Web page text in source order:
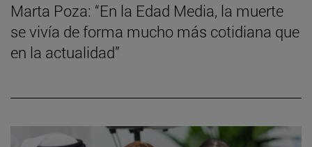
Marta Poza: “En la Edad Media, la muerte
se vivía de forma mucho más cotidiana que
en la actualidad”